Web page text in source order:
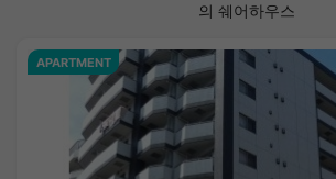
의 쉐어하우스
APARTMENT